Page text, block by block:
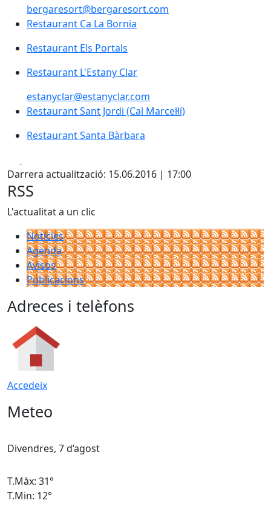
bergaresort@bergaresort.com
Restaurant Ca La Bornia
Restaurant Els Portals
Restaurant L'Estany Clar
estanyclar@estanyclar.com
Restaurant Sant Jordi (Cal Marcel·lí)
Restaurant Santa Bàrbara
Darrera actualització: 15.06.2016 | 17:00
RSS
L'actualitat a un clic
Notícies
Agenda
Avisos
Publicacions
Adreces i telèfons
Accedeix
Meteo
Divendres, 7 d’agost
T.Màx: 31°
T.Min: 12°